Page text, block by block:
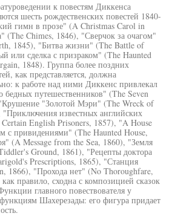
к повестям Диккенса
шесть рождественских повестей 1840-
гимн в прозе" (A Christmas Carol in
(The Chimes, 1846), "Сверчок за очагом"
1845), "Битва жизни" (The Battle of
или сделка с призраком" (The Haunted
1848). Группа более поздних
как представляется, должна
к работе над ними Диккенс привлекал
бедных путешественников" (The Seven
"Золотой Мэри" (The Wreck of
известных английских
English Prisoners, 1857), "A House
с привидениями" (The Haunted House,
(A Message from the Sea, 1860), "Земля
Ground, 1861), "Рецепты доктора
Prescriptions, 1865), "Станция
1866), "Прохода нет" (No Thoroughfare,
правило, сходна с композицией сказок
главного повествователя у
Шахерезады: его фигура придает